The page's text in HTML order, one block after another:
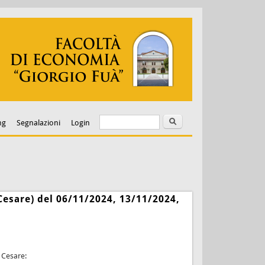
Segnalazioni Login Form di ricerca
Cerca
del 06/11/2024, 13/11/2024,